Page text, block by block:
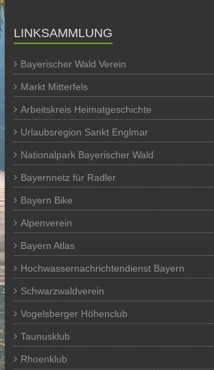
LINKSAMMLUNG
Bayerischer Wald Verein
Markt Mitterfels
Arbeitskreis Heimatgeschichte
Urlaubsregion Sankt Englmar
Nationalpark Bayerischer Wald
Bayernnetz für Radler
Bayern Bike
Alpenverein
Bayern Atlas
Hochwassernachrichtendienst Bayern
Schwarzwaldverein
Vogelsberger Höhenclub
Taunusklub
Rhoenklub